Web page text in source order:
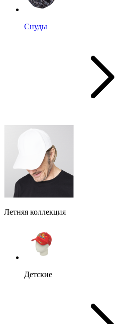
Снуды
Летняя коллекция
Детские